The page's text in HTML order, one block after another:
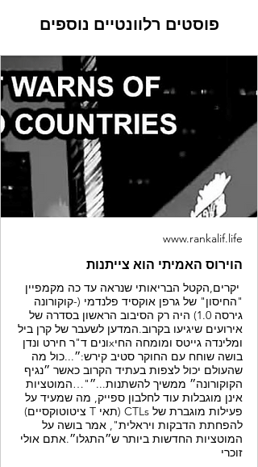
פוסטים רלוונטיים נוספים
www.rankalif.life
הוירוס האמיתי הוא צייתנות
יקרים,הקטל הבריאותי שנראה עד כה מקמפיין
"החיסון" של גרפן אוקסיד פלנדמי (-קוקורונה
גירסה 1.0) היה רק ​​הסיבוב הראשון בסדרה של
אירועים שיגיעו בקרוב.המדען לשעבר של קרן ביל
ומלינדה גייטס ומומחה החיxונים ד"ר חירט ונדן
בושה שוחח עם החוקר סטיב קירש:״...כול מה
שהעולם יכול לצפות בעתיד הקרוב כאשר ״נגיף
הקוקורונה״ ממשיך להשתנות...״"…המוטציות
אינן מוגבלות עוד לחלבון ספייק, מה שמעיד על
פעילות מוגברת של CTLs (תאי T ציטוטוקסיים)
להפחתת הדבקות ויראלית", אמר בושה על
המוטציות החדשות ביותר ש״התגלו״.אתם אולי
זוכרי